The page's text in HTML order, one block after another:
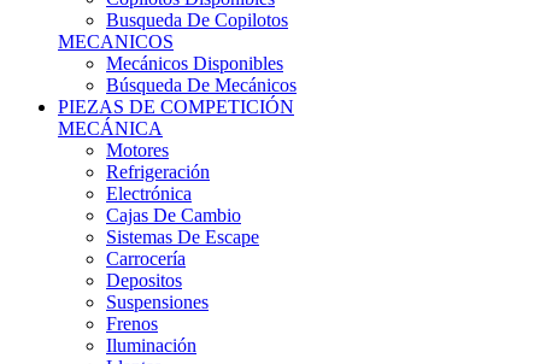
Busqueda De Copilotos
MECANICOS
Mecánicos Disponibles
Búsqueda De Mecánicos
PIEZAS DE COMPETICIÓN
MECÁNICA
Motores
Refrigeración
Electrónica
Cajas De Cambio
Sistemas De Escape
Carrocería
Depositos
Suspensiones
Frenos
Iluminación